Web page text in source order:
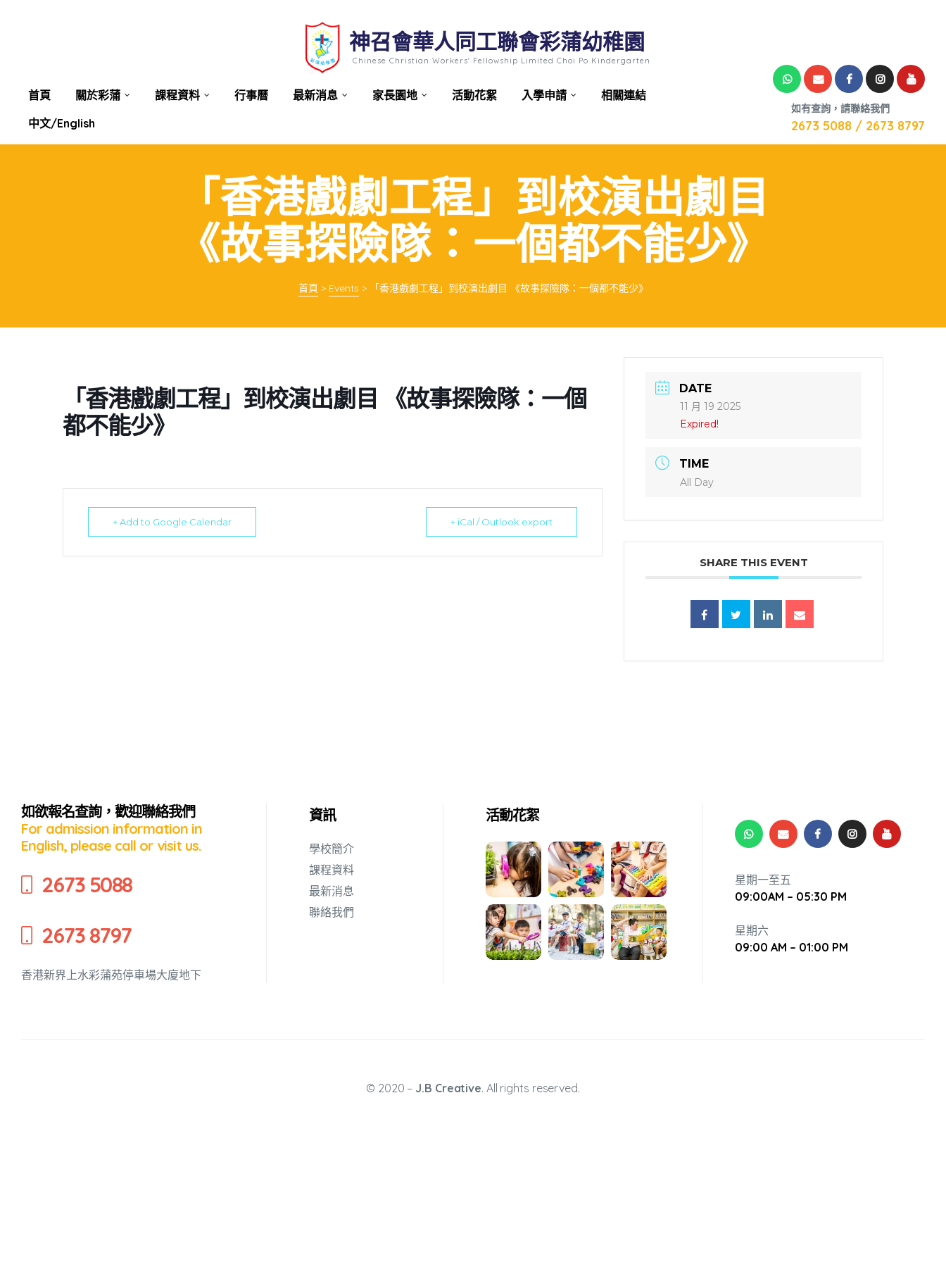
Chinese Christian Workers' Fellowship Limited Choi Po Kindergarten
神召會華人同工聯會彩蒲幼稚園
首頁 關於彩蒲 課程資料 行事曆 最新消息 家長園地 活動花絮 入學申請
相關連結
中文/English
如有查詢，請聯絡我們
2673 5088 / 2673 8797
「香港戲劇工程」到校演出劇目
《故事探險隊：一個都不能少》
首頁 > Events > 「香港戲劇工程」到校演出劇目 《故事探險隊：一個都不能少》
「香港戲劇工程」到校演出劇目 《故事探險隊：一個
都不能少》
+ Add to Google Calendar + iCal / Outlook export
DATE
11 月 19 2025
Expired!
TIME
All Day
SHARE THIS EVENT
如欲報名查詢，歡迎聯絡我們
For admission information in
English, please call or visit us.
2673 5088
2673 8797
香港新界上水彩蒲苑停車場大廈地下
資訊
學校簡介
課程資料
最新消息
聯絡我們
活動花絮
星期一至五
09:00AM – 05:30 PM
星期六
09:00 AM – 01:00 PM
© 2020 – J.B Creative. All rights reserved.
語」
養幼兒